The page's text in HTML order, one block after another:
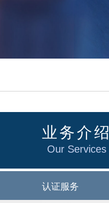
业务介绍
Our Services
认证服务